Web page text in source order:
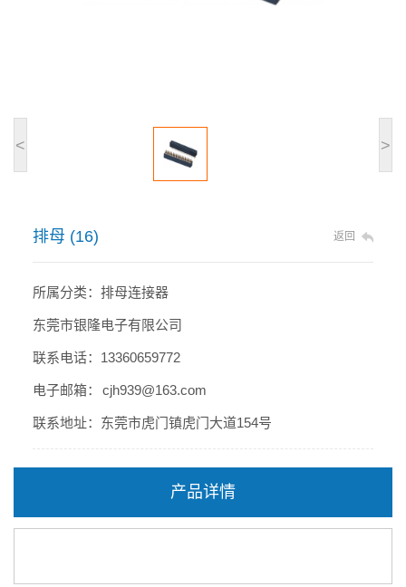
< >
排母 (16) 返回
所属分类：排母连接器
东莞市银隆电子有限公司
联系电话：13360659772
电子邮箱： cjh939@163.com
联系地址：东莞市虎门镇虎门大道154号
产品详情